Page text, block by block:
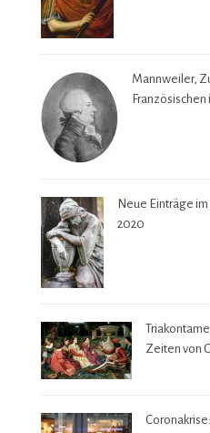
Mannweiler,
Neue Einträge
2020
Zeiten von